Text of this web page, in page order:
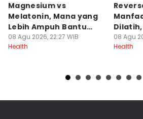
Magnesium vs
Melatonin, Mana yang
Lebih Ampuh Bantu
Tidur?
08 Agu 2026, 22:27 WIB
Health
08 Agu
Health